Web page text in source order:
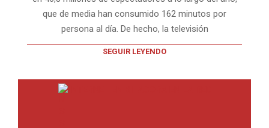
que de media han consumido 162 minutos por
persona al día. De hecho, la televisión
SEGUIR LEYENDO